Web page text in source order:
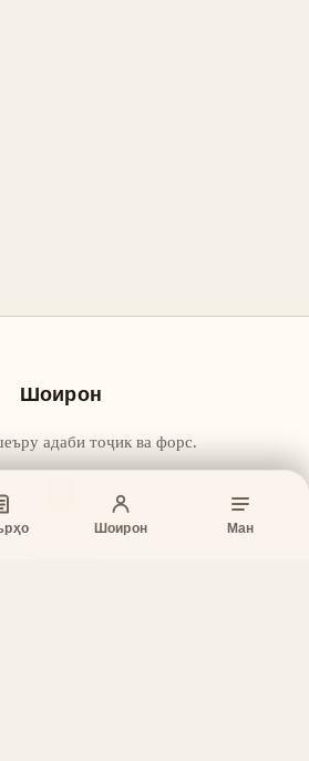
Шоирон Ман
Шоирон
адаби тоҷик ва форс.